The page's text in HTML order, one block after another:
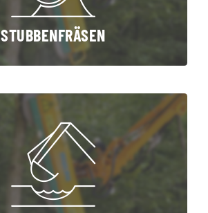
STUBBENFRÄSEN